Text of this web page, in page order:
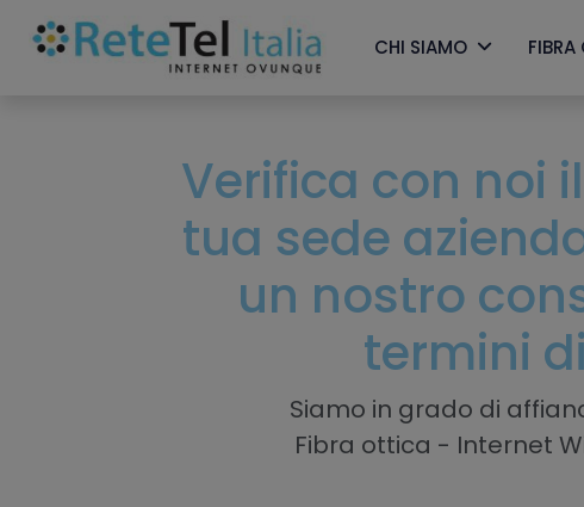
CHI SIAMO
Verifica con noi
tua sede
un nostro
termini
Siamo in grado di
Fibra ottica - Internet